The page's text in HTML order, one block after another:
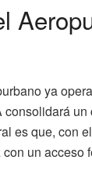
ya
es que, con
un acceso